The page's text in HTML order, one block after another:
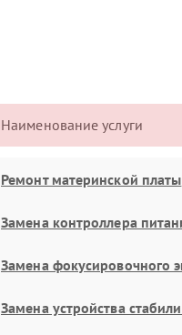
Наименование услуги
Ремонт материнской платы
Замена контроллера
Замена фокусировочного
Замена устройства